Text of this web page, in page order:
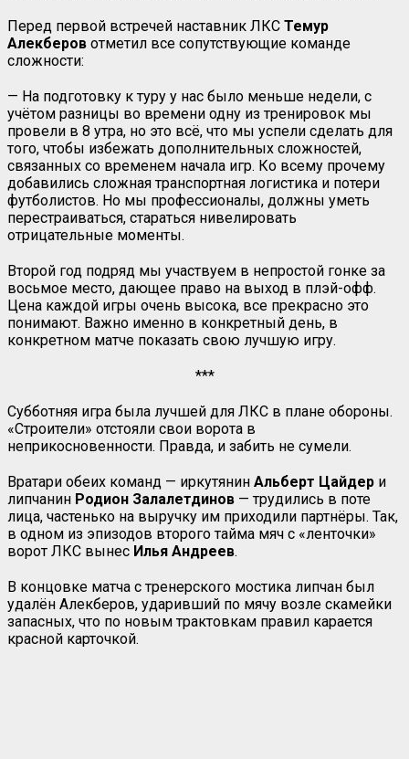
Перед первой встречей наставник ЛКС Темур
Алекберов отметил все сопутствующие команде
сложности:
— На подготовку к туру у нас было меньше недели, с
учётом разницы во времени одну из тренировок мы
провели в 8 утра, но это всё, что мы успели сделать для
того, чтобы избежать дополнительных сложностей,
связанных со временем начала игр. Ко всему прочему
добавились сложная транспортная логистика и потери
футболистов. Но мы профессионалы, должны уметь
перестраиваться, стараться нивелировать
отрицательные моменты.
Второй год подряд мы участвуем в непростой гонке за
восьмое место, дающее право на выход в плэй-офф.
Цена каждой игры очень высока, все прекрасно это
понимают. Важно именно в конкретный день, в
конкретном матче показать свою лучшую игру.
***
Субботняя игра была лучшей для ЛКС в плане обороны.
«Строители» отстояли свои ворота в
неприкосновенности. Правда, и забить не сумели.
Вратари обеих команд — иркутянин Альберт Цайдер и
липчанин Родион Залалетдинов — трудились в поте
лица, частенько на выручку им приходили партнёры. Так,
в одном из эпизодов второго тайма мяч с «ленточки»
ворот ЛКС вынес Илья Андреев.
В концовке матча с тренерского мостика липчан был
удалён Алекберов, ударивший по мячу возле скамейки
запасных, что по новым трактовкам правил карается
красной карточкой.